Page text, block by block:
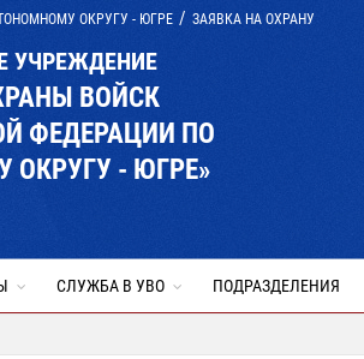
ОКРУГУ - ЮГРЕ ЗАЯВКА НА ОХРАНУ
УЧРЕЖДЕНИЕ
ВОЙСК
ФЕДЕРАЦИИ ПО
- ЮГРЕ»
СЛУЖБА В УВО ПОДРАЗДЕЛЕНИЯ